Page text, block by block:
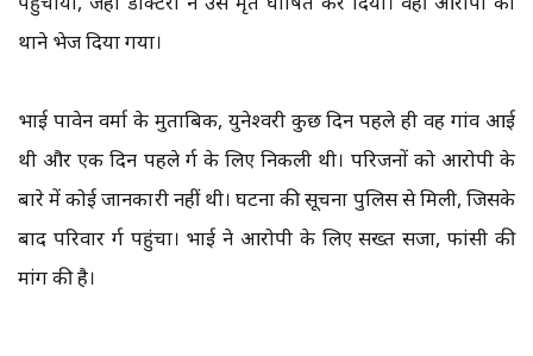
थाने भेज दिया गया।
भाई पावेन वर्मा के मुताबिक, युनेश्वरी कुछ दिन पहले ही वह गांव आई
थी और एक दिन पहले दुर्ग के लिए निकली थी। परिजनों को आरोपी के
बारे में कोई जानकारी नहीं थी। घटना की सूचना पुलिस से मिली, जिसके
बाद परिवार दुर्ग पहुंचा। भाई ने आरोपी के लिए सख्त सजा, फांसी की
मांग की है।